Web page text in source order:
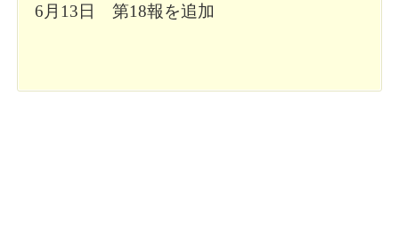
6月13日第18報を追加